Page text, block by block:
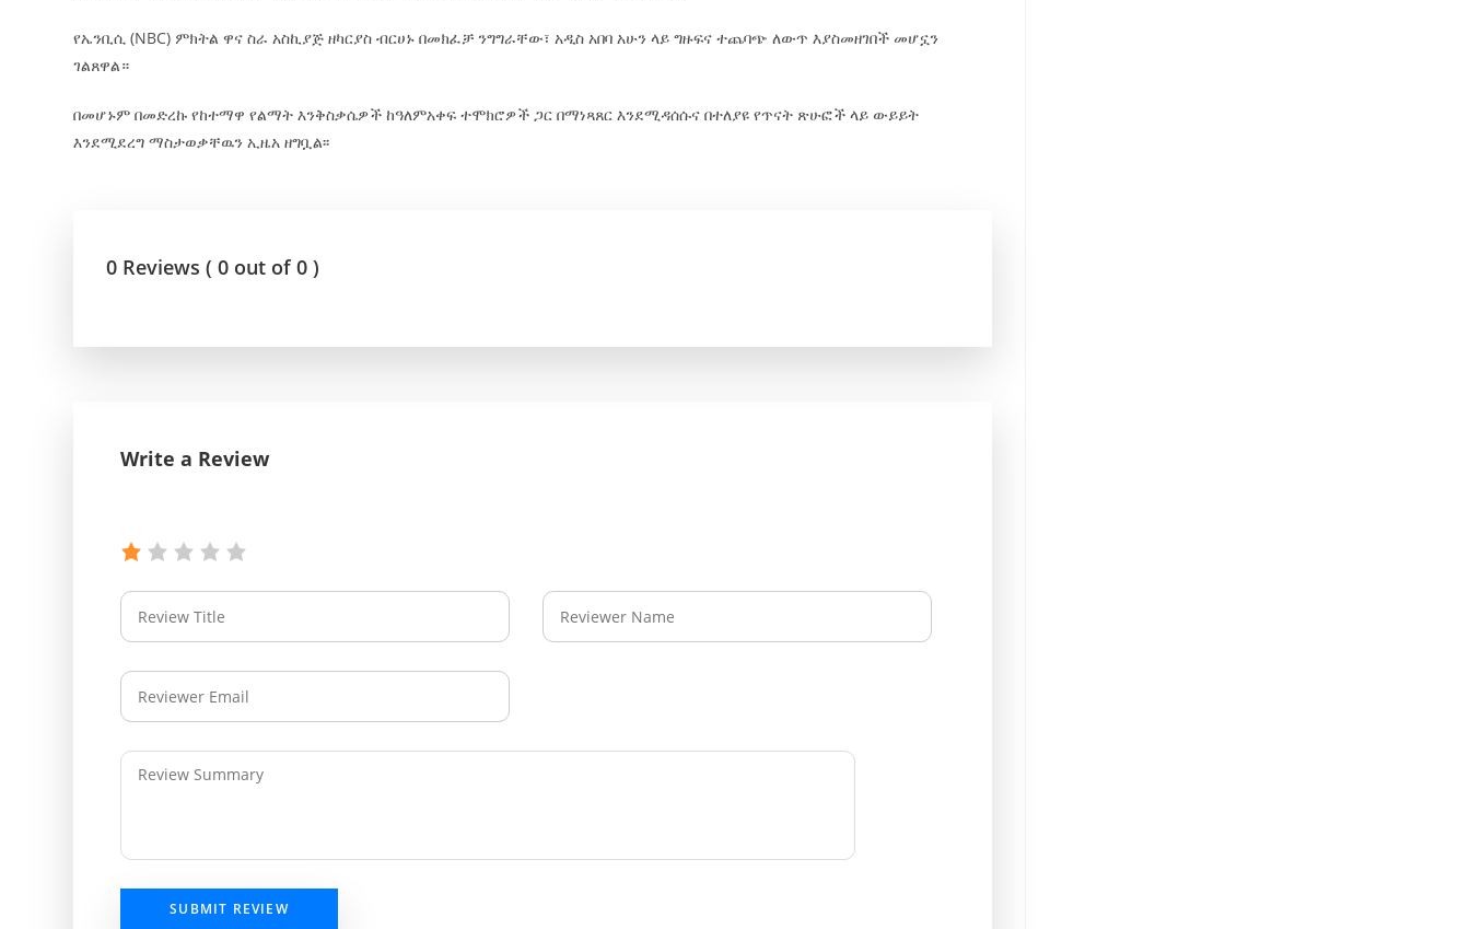
የኤንቢሲ (NBC) ምክትል ዋና ስራ አስኪያጅ ዘካርያስ ብርሀኑ በመክፈቻ ንግግራቸው፣ አዲስ አበባ አሁን ላይ ግዙፍና ተጨባጭ ለውጥ እያስመዘገበች መሆኗን
ገልጸዋል።
በመሆኑም በመድረኩ የከተማዋ የልማት እንቅስቃሴዎች ከዓለምአቀፍ ተሞክሮዎች ጋር በማነጻጸር እንደሚዳሰሱና በተለያዩ የጥናት ጽሁፎች ላይ ውይይት
እንደሚደረግ ማስታወቃቸዉን ኢዜአ ዘግቧል፡፡
0 Reviews ( 0 out of 0 )
Write a Review
SUBMIT REVIEW